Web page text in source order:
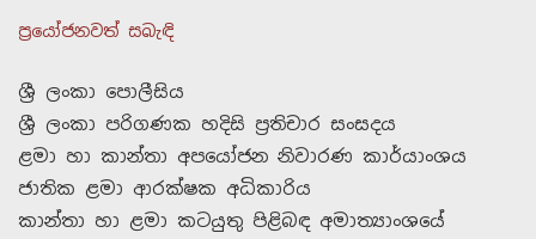
ප්‍රයෝජනවත් සබැඳි
ශ්‍රී ලංකා පොලීසිය
ශ්‍රී ලංකා පරිගණක හදිසි ප්‍රතිචාර සංසදය
ළමා හා කාන්තා අපයෝජන නිවාරණ කාර්යාංශය
ජාතික ළමා ආරක්ෂක අධිකාරිය
කාන්තා හා ළමා කටයුතු පිළිබඳ අමාත්‍යාංශයේ